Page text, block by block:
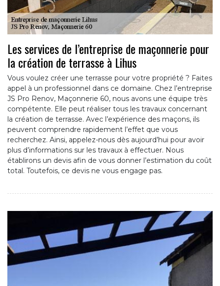
Les services de l’entreprise de maçonnerie pour
la création de terrasse à Lihus
Vous voulez créer une terrasse pour votre propriété ? Faites
appel à un professionnel dans ce domaine. Chez l’entreprise
JS Pro Renov, Maçonnerie 60, nous avons une équipe très
compétente. Elle peut réaliser tous les travaux concernant
la création de terrasse. Avec l’expérience des maçons, ils
peuvent comprendre rapidement l’effet que vous
recherchez. Ainsi, appelez-nous dès aujourd’hui pour avoir
plus d’informations sur les travaux à effectuer. Nous
établirons un devis afin de vous donner l’estimation du coût
total. Toutefois, ce devis ne vous engage pas.